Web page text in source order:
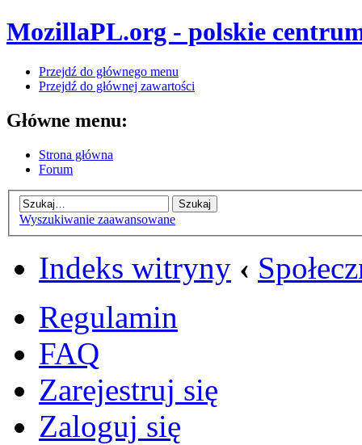
MozillaPL.org - polskie
Przejdź do głównego menu
Przejdź do głównej zawartości
Główne menu:
Strona główna
Forum
Wyszukiwanie zaawansowane
Indeks witryny ‹
Regulamin
FAQ
Zarejestruj się
Zaloguj się